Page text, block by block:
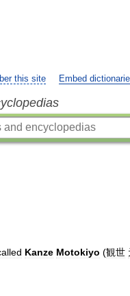
this site Embed
Kanze Motokiyo (観世